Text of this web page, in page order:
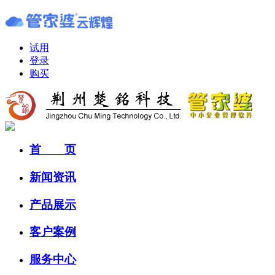
试用
登录
购买
首 页
新闻资讯
产品展示
客户案例
服务中心